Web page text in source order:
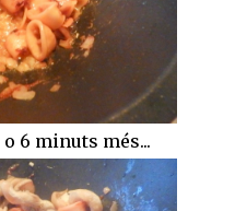
6 minuts més...